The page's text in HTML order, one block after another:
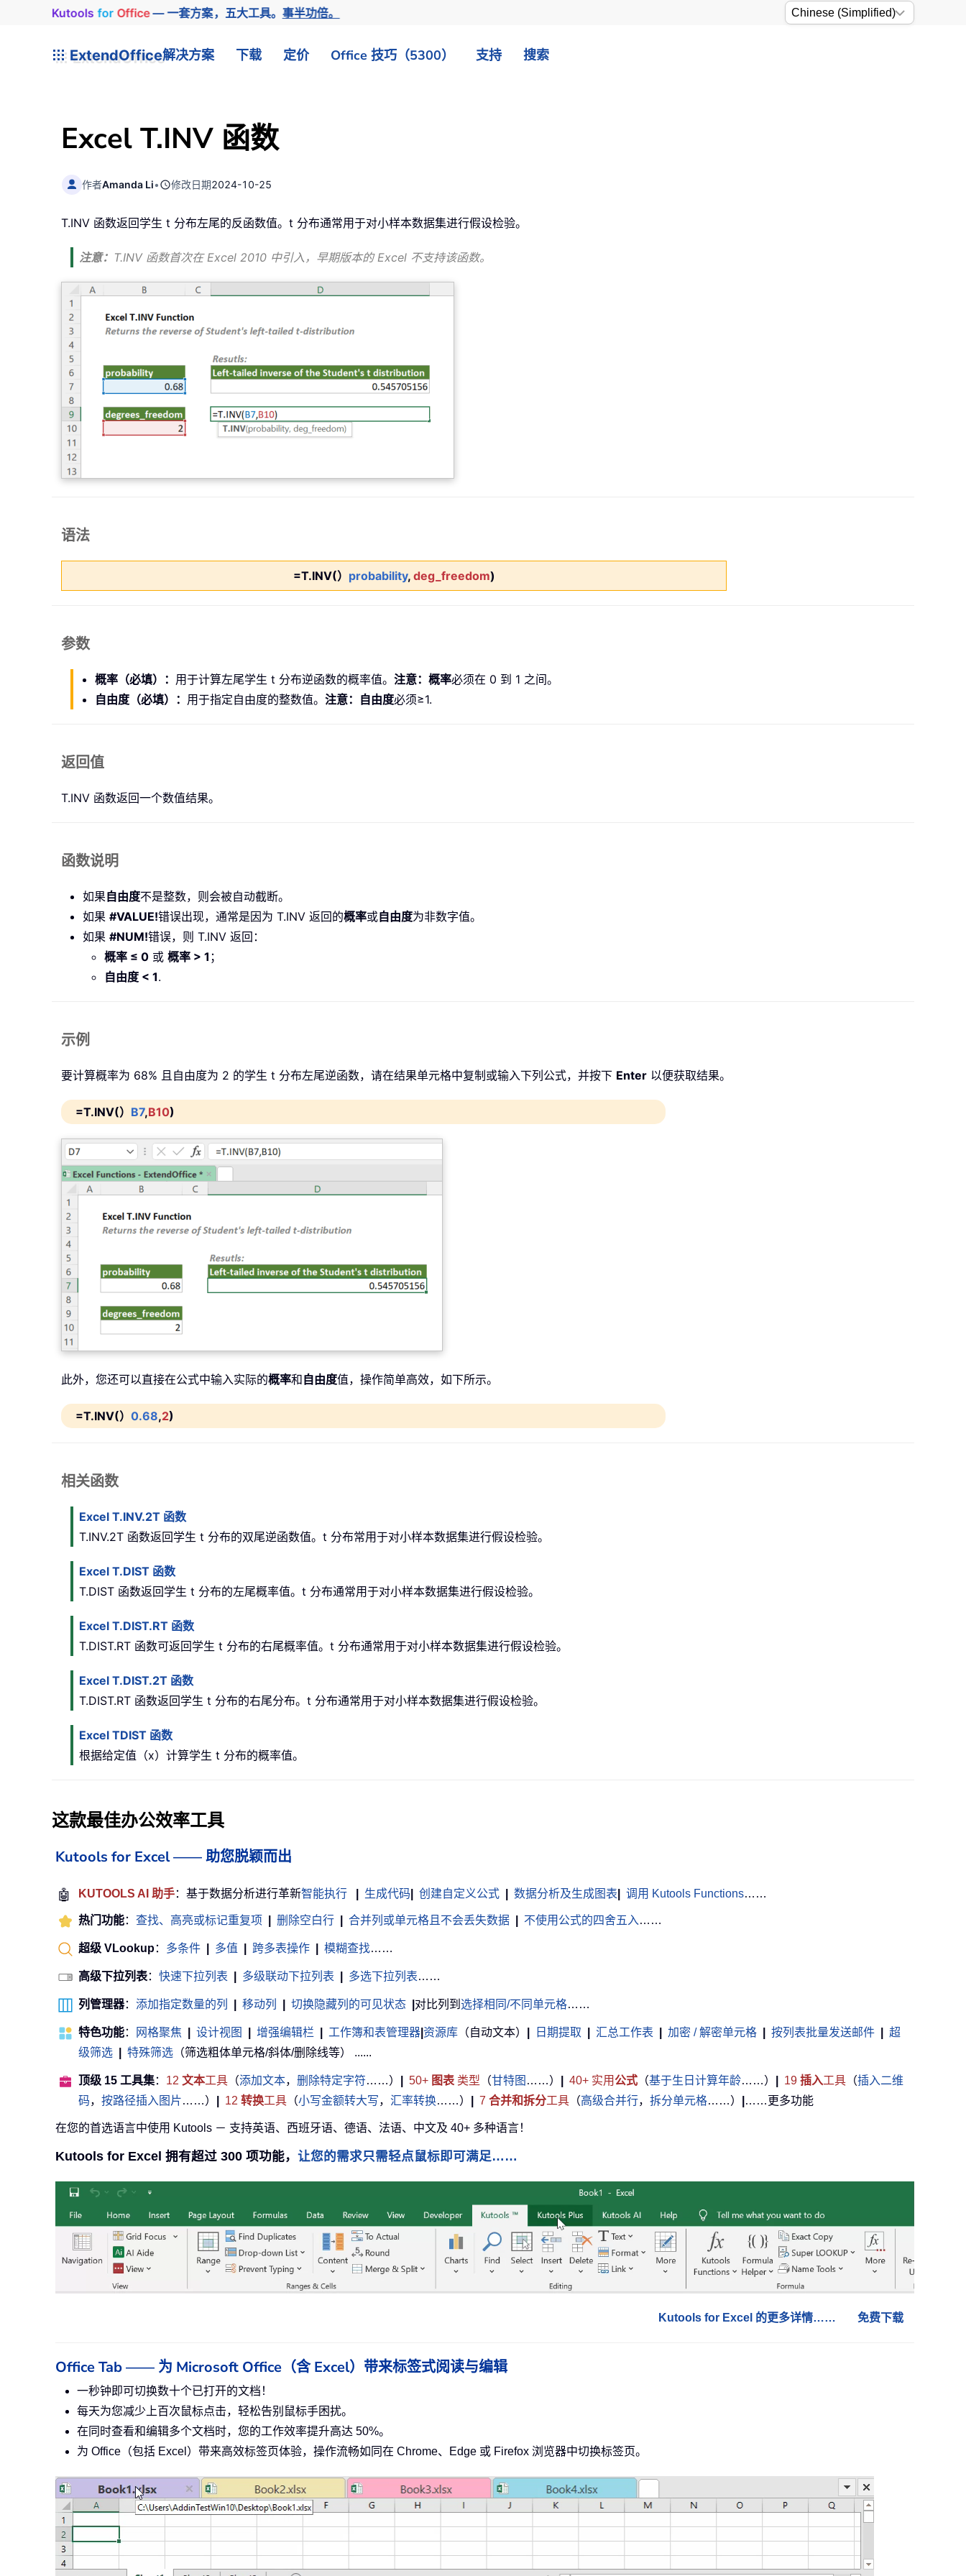
Kutools for Office— 一套方案，五大工具。事半功倍。
ExtendOffice解决方案 下载 定价 Office 技巧（5300） 支持 搜索
Excel T.INV 函数
作者Amanda Li• 修改日期2024-10-25
T.INV 函数返回学生 t 分布左尾的反函数值。t 分布通常用于对小样本数据集进行假设检验。
注意： T.INV 函数首次在 Excel 2010 中引入，早期版本的 Excel 不支持该函数。
语法
=T.INV(） probability, deg_freedom)
参数
概率（必填）： 用于计算左尾学生 t 分布逆函数的概率值。 注意：概率必须在 0 到 1 之间。
自由度（必填）： 用于指定自由度的整数值。 注意：自由度必须≥1.
返回值
T.INV 函数返回一个数值结果。
函数说明
如果自由度不是整数，则会被自动截断。
如果 #VALUE!错误出现，通常是因为 T.INV 返回的概率或自由度为非数字值。
如果 #NUM!错误，则 T.INV 返回：
概率 ≤ 0 或 概率 > 1 ；
自由度 < 1.
示例
要计算概率为 68% 且自由度为 2 的学生 t 分布左尾逆函数，请在结果单元格中复制或输入下列公式，并按下 Enter 以便获取结果。
=T.INV(） B7,B10)
此外，您还可以直接在公式中输入实际的概率和自由度值，操作简单高效，如下所示。
=T.INV(） 0.68,2)
相关函数
Excel T.INV.2T 函数
T.INV.2T 函数返回学生 t 分布的双尾逆函数值。t 分布常用于对小样本数据集进行假设检验。
Excel T.DIST 函数
T.DIST 函数返回学生 t 分布的左尾概率值。t 分布通常用于对小样本数据集进行假设检验。
Excel T.DIST.RT 函数
T.DIST.RT 函数可返回学生 t 分布的右尾概率值。t 分布通常用于对小样本数据集进行假设检验。
Excel T.DIST.2T 函数
T.DIST.RT 函数返回学生 t 分布的右尾分布。t 分布通常用于对小样本数据集进行假设检验。
Excel TDIST 函数
根据给定值（x）计算学生 t 分布的概率值。
这款最佳办公效率工具
Kutools for Excel —— 助您脱颖而出
🤖 KUTOOLS AI 助手：基于数据分析进行革新智能执行 生成代码 创建自定义公式 数据分析及生成图表 调用 Kutools Functions……
热门功能： 查找、高亮或标记重复项 删除空白行 合并列或单元格且不会丢失数据 不使用公式的四舍五入 ……
超级 VLookup： 多条件 多值 跨多表操作 模糊查找……
高级下拉列表： 快速下拉列表 多级联动下拉列表 多选下拉列表……
列管理器： 添加指定数量的列 移动列 切换隐藏列的可见状态 对比列到 选择相同/不同单元格……
特色功能： 网格聚焦 设计视图 增强编辑栏 工作簿和表管理器 资源库 （自动文本） 日期提取 汇总工作表 加密 / 解密单元格 按列表批量发送邮件
超
级筛选
特殊筛选 （筛选粗体单元格/斜体/删除线等） ......
顶级 15 工具集： 12 文本工具 （添加文本， 删除特定字符……） 50+ 图表 类型 （甘特图 ……） 40+ 实用公式 （基于生日计算年龄……） 19 插入工具 （插入二维
码， 按路径插入图片……） 12 转换工具 （小写金额转大写， 汇率转换……） 7 合并和拆分工具 （高级合并行， 拆分单元格……） ……更多功能
在您的首选语言中使用 Kutools － 支持英语、西班牙语、德语、法语、中文及 40+ 多种语言！
Kutools for Excel 拥有超过 300 项功能， 让您的需求只需轻点鼠标即可满足……
Kutools for Excel 的更多详情…… 免费下载
Office Tab —— 为 Microsoft Office（含 Excel）带来标签式阅读与编辑
一秒钟即可切换数十个已打开的文档！
每天为您减少上百次鼠标点击，轻松告别鼠标手困扰。
在同时查看和编辑多个文档时，您的工作效率提升高达 50%。
为 Office（包括 Excel）带来高效标签页体验，操作流畅如同在 Chrome、Edge 或 Firefox 浏览器中切换标签页。